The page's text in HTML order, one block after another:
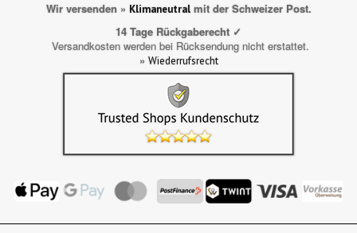
Wir versenden » Klimaneutralmit der Schweizer Post.
14 Tage Rückgaberecht ✓
Versandkosten werden bei Rücksendung nicht erstattet.
» Wiederrufsrecht